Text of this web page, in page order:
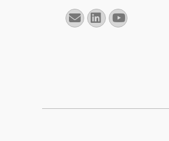
E-
mail
Linkedin
YouTube